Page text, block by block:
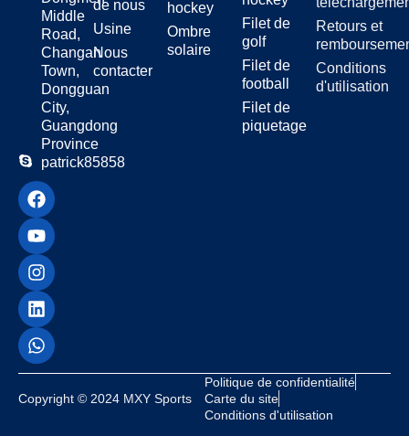
Middle
Road,
Changan
Town,
Dongguan
City,
Guangdong
Province
patrick85858
de nous
Usine
Nous
contacter
hockey
Ombre
solaire
Filet de
golf
Filet de
football
Filet de
piquetage
Retours et
Conditions
d'utilisation
Copyright © 2024 MXY Sports
Politique de confidentialité
Carte du site
Conditions d'utilisation